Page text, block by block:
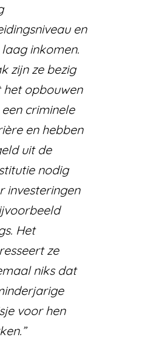
en
laag inkomen.
zijn ze bezig
het opbouwen
een criminele
en hebben
uit de
nodig
investeringen
Het
ze
niks dat
voor hen